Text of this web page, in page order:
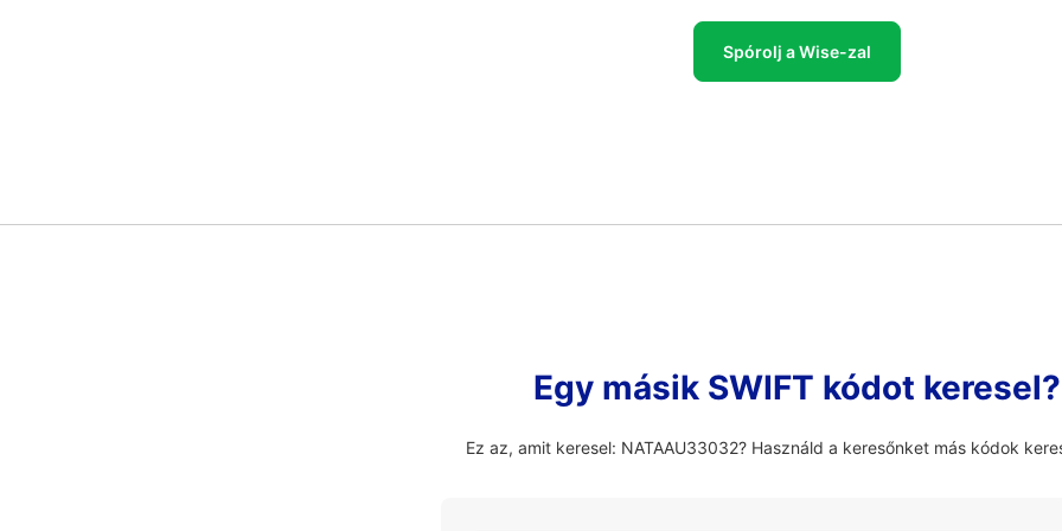
Spórolj a Wise-zal
Egy másik SWIFT kódot keresel?
Ez az, amit keresel: NATAAU33032? Használd a keresőnket más kódok